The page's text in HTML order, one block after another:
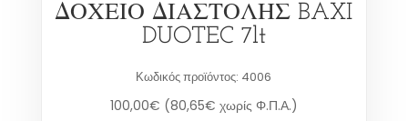
ΔΟΧΕΙΟ ΔΙΑΣΤΟΛΗΣ BAXI
DUOTEC 7lt
Κωδικός προϊόντος: 4006
100,00€ (80,65€ χωρίς Φ.Π.Α.)